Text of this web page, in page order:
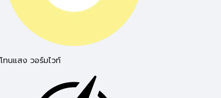
โทนแสง วอร์มไวท์